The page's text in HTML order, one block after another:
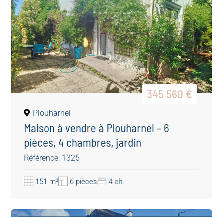
345 560 €
Plouharnel
Maison à vendre à Plouharnel – 6
pièces, 4 chambres, jardin
Référence: 1325
151 m² 6 pièces 4 ch.